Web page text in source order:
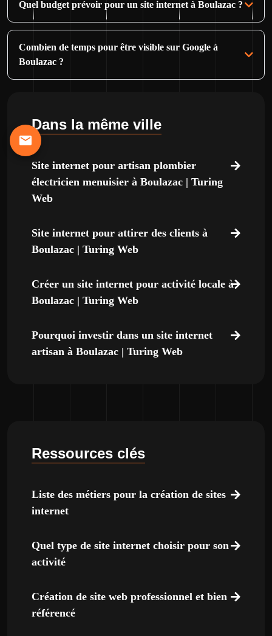
Quel budget prévoir pour un site internet à Boulazac ?
Combien de temps pour être visible sur Google à
Boulazac ?
Dans la même ville
Site internet pour artisan plombier
électricien menuisier à Boulazac | Turing
Web
Site internet pour attirer des clients à
Boulazac | Turing Web
Créer un site internet pour activité locale à
Boulazac | Turing Web
Pourquoi investir dans un site internet
artisan à Boulazac | Turing Web
Ressources clés
Liste des métiers pour la création de sites
internet
Quel type de site internet choisir pour son
activité
Création de site web professionnel et bien
référencé